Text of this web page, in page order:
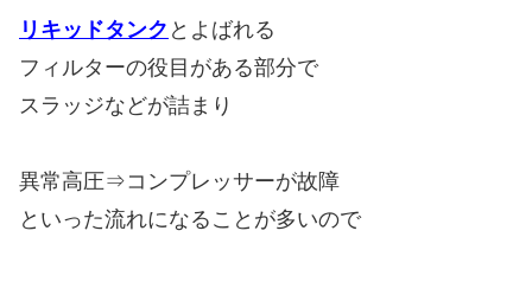
リキッドタンク とよばれる
フィルターの役目がある部分で
スラッジなどが詰まり
異常高圧⇒コンプレッサーが故障
といった流れになることが多いので